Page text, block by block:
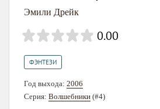
Эмили Дрейк
0.00
ФЭНТЕЗИ
Год выхода: 2006
Серия: Волшебники (#4)